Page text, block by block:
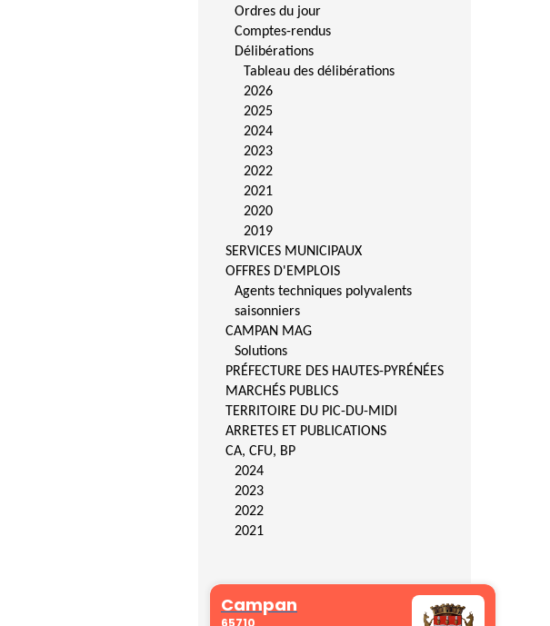
Ordres du jour
Comptes-rendus
Délibérations
Tableau des délibérations
2026
2025
2024
2023
2022
2021
2020
2019
SERVICES MUNICIPAUX
OFFRES D'EMPLOIS
Agents techniques polyvalents
saisonniers
CAMPAN MAG
Solutions
PRÉFECTURE DES HAUTES-PYRÉNÉES
MARCHÉS PUBLICS
TERRITOIRE DU PIC-DU-MIDI
ARRETES ET PUBLICATIONS
CA, CFU, BP
2024
2023
2022
2021